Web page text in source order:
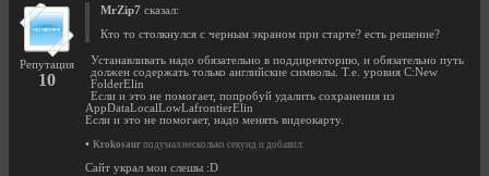
Репутация
10
MrZip7 сказал:
Кто то столкнулся с черным экраном при старте? есть решение?
Устанавливать надо обязательно в поддиректорию, и обязательно путь
должен содержать только английские символы. Т.е. уровня С:New
FolderElin
Если и это не помогает, попробуй удалить сохранения из
AppDataLocalLowLafrontierElin
Если и это не помогает, надо менять видеокарту.
• Krokosaur подумал несколько секунд и добавил:
Сайт украл мои слешы :D